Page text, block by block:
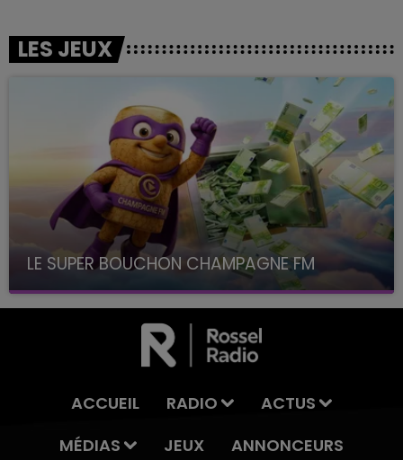
LES JEUX
LE SUPER BOUCHON CHAMPAGNE FM
avec La Famille Champagne FM, à 8H10
ACCUEIL RADIO
ACTUS
MÉDIAS
JEUX ANNONCEURS